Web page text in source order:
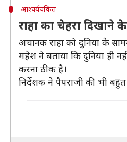
आश्चर्यचकित
राहा का चेहरा
अचानक राहा को दुनिया के
महेश ने बताया कि दुनिया ही
करना ठीक है।
निर्देशक ने पैपराजी की भी